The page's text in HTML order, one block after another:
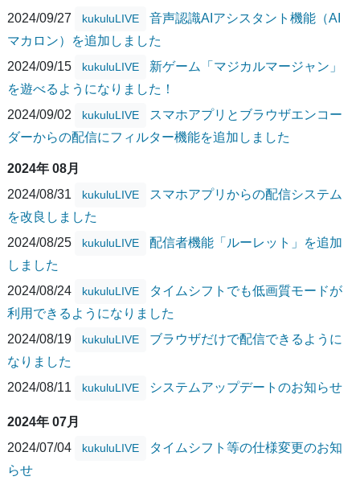
2024/09/27
kukuluLIVE
音声認識AIアシスタント機能（AI
マカロン）を追加しました
2024/09/15
kukuluLIVE
新ゲーム「マジカルマージャン」
を遊べるようになりました！
2024/09/02
kukuluLIVE
スマホアプリとブラウザエンコー
ダーからの配信にフィルター機能を追加しました
2024年 08月
2024/08/31
kukuluLIVE
スマホアプリからの配信システム
を改良しました
2024/08/25
kukuluLIVE
配信者機能「ルーレット」を追加
しました
2024/08/24
kukuluLIVE
タイムシフトでも低画質モードが
利用できるようになりました
2024/08/19
kukuluLIVE
ブラウザだけで配信できるように
なりました
2024/08/11
kukuluLIVE システムアップデートのお知らせ
2024年 07月
2024/07/04
kukuluLIVE
タイムシフト等の仕様変更のお知
らせ